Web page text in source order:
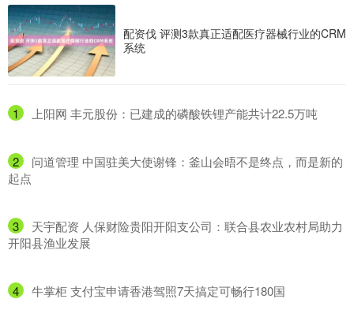
配资伐 评测3款真正适配医疗器械行业的CRM
系统
1 ​上阳网 丰元股份：已建成的磷酸铁锂产能共计22.5万吨
2
​问道管理 中国驻美大使谢锋：釜山会晤不是终点，而是新的
起点
3
​天宇配资 人保财险贵阳开阳支公司：联合县农业农村局助力
开阳县渔业发展
4 ​牛掌柜 支付宝申请香港驾照7天搞定可畅行180国